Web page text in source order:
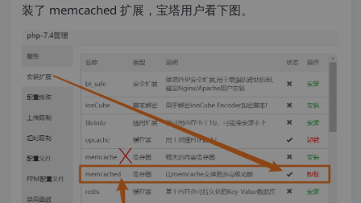
装了 memcached 扩展，宝塔用户看下图。